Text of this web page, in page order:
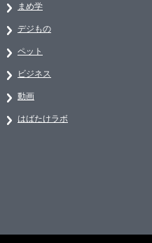
まめ学
デジもの
ペット
ビジネス
動画
はばたけラボ